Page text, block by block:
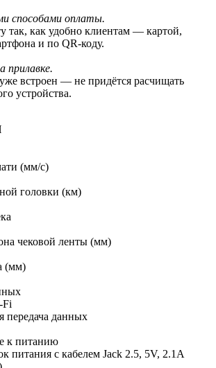
способами оплаты.
так, как удобно клиентам — картой,
и по QR-коду.
прилавке.
встроен — не придётся расчищать
устройства.
(мм/с)
головки (км)
чековой ленты (мм)
(мм)
Fi
передача данных
к питанию
питания с кабелем Jack 2.5, 5V, 2.1A